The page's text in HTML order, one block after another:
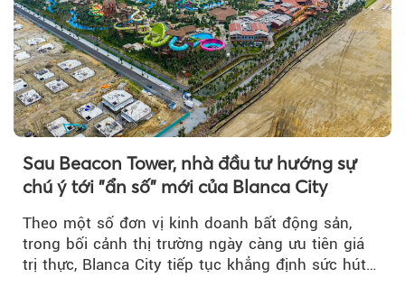
Sau Beacon Tower, nhà đầu tư hướng sự
chú ý tới "ẩn số" mới của Blanca City
Theo một số đơn vị kinh doanh bất động sản,
trong bối cảnh thị trường ngày càng ưu tiên giá
trị thực, Blanca City tiếp tục khẳng định sức hút